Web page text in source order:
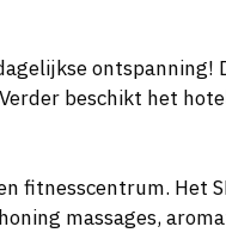
ontspanning!
beschikt het
fitnesscentrum. Het
massages,